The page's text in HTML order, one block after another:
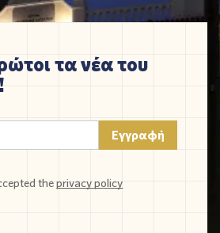
τα νέα του
theprivacy policy